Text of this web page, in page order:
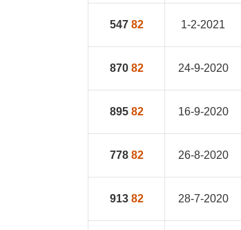
547 82 1-2-2021
870 82 24-9-2020
895 82 16-9-2020
778 82 26-8-2020
913 82 28-7-2020